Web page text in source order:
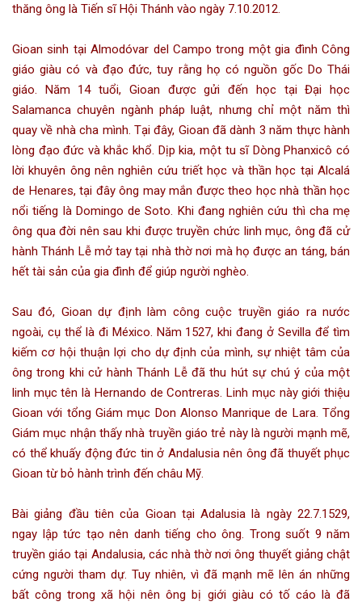
thăng ông là Tiến sĩ Hội Thánh vào ngày 7.10.2012.
Gioan sinh tạiAlmodóvar del Campo trong một gia đìnhCông
giáo giàu có và đạo đức, tuy rằng họ có nguồn gốc Do Thái
giáo. Năm 14 tuổi, Gioan được gửi đến học tạiĐại học
Salamanca chuyên ngành pháp luật, nhưng chỉ một năm thì
quay về nhà cha mình. Tại đây, Gioan đã dành 3 năm thực hành
lòng đạo đức và khắc khổ. Dịp kia, một tu sĩ Dòng Phanxicô có
lời khuyên ông nên nghiên cứu triết học vàthần học tạiAlcalá
de Henares, tại đây ông may mắn được theo học nhà thần học
nổi tiếng là Domingo de Soto. Khi đang nghiên cứu thì cha mẹ
ông qua đời nên sau khi được truyền chức linh mục, ông đã cử
hành Thánh Lễ mở tay tại nhà thờ nơi mà họ được an táng, bán
hết tài sản của gia đình để giúp người nghèo.
Sau đó, Gioan dự định làm công cuộc truyền giáo ra nước
ngoài, cụ thể là đi México. Năm 1527, khi đang ởSevilla để tìm
kiếm cơ hội thuận lợi cho dự định của mình, sự nhiệt tâm của
ông trong khi cử hànhThánh Lễđã thu hút sự chú ý của một
linh mục tên là Hernando de Contreras. Linh mục này giới thiệu
Gioan với tổng Giám mục Don Alonso Manrique de Lara. Tổng
Giám mục nhận thấy nhà truyền giáo trẻ này là người mạnh mẽ,
có thể khuấy động đức tin ở Andalusianên ông đã thuyết phục
Gioan từ bỏ hành trình đến châu Mỹ.
Bài giảng đầu tiên của Gioan tại Adalusia là ngày 22.7.1529,
ngay lập tức tạo nên danh tiếng cho ông. Trong suốt 9 năm
truyền giáo tại Andalusia, các nhà thờ nơi ông thuyết giảng chật
cứng người tham dự. Tuy nhiên, vì đã mạnh mẽ lên án những
bất công trong xã hội nên ông bị giới giàu có tố cáo là đã